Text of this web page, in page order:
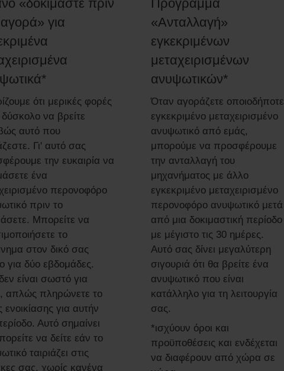
«δοκιμάστε πριν
για
ότι μερικές φορές
δύσκολο να βρείτε
αυτό που
Γι' αυτό σας
την ευκαιρία να
ένα
περονοφόρο
πριν το
Μπορείτε να
το
στον δικό σας
για δύο εβδομάδες.
είναι σωστό για
απλώς πληρώνετε το
ενοικίασης για αυτήν
Αυτό σημαίνει
να δείτε εάν το
ταιριάζει στις
σας, χωρίς κανένα
Πρόγραμμα
«Ανταλλαγή»
εγκεκριμένων
μεταχειρισμένων
ανυψωτικών*
Όταν αγοράζετε οποιοδήποτε
εγκεκριμένο μεταχειρισμένο
ανυψωτικό από εμάς,
μπορούμε να προσφέρουμε
την ανταλλαγή του
μηχανήματος με άλλο
εγκεκριμένο μεταχειρισμένο
περονοφόρο ανυψωτικό μετά
από μια δοκιμαστική περίοδο
με μέγιστο τις 30 ημέρες.
Αυτό σας δίνει μεγαλύτερη
σιγουριά ότι θα βρείτε ένα
ανυψωτικό που είναι
κατάλληλο για τη λειτουργία
σας.
*ισχύουν όροι και
προϋποθέσεις και ενδέχεται
να διαφέρουν από χώρα σε